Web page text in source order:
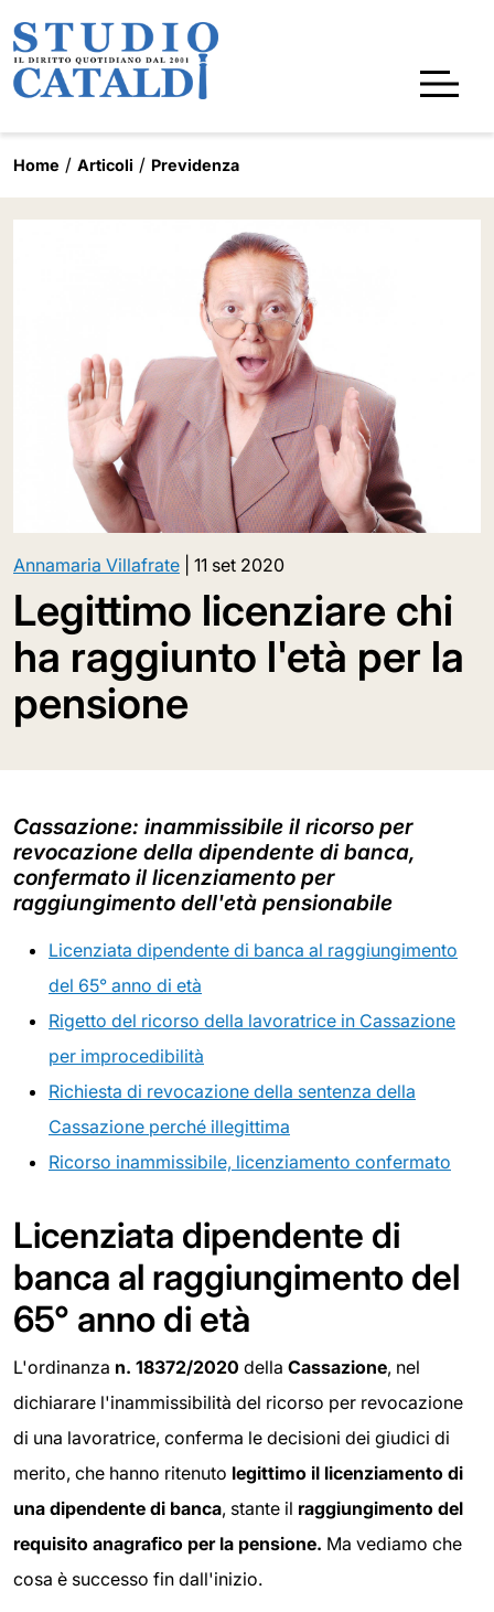
Home Articoli Previdenza
Annamaria Villafrate 11 set 2020
Legittimo licenziare chi
ha raggiunto l'età per la
pensione
Cassazione: inammissibile il ricorso per
revocazione della dipendente di banca,
confermato il licenziamento per
raggiungimento dell'età pensionabile
Licenziata dipendente di banca al raggiungimento
del 65° anno di età
Rigetto del ricorso della lavoratrice in Cassazione
per improcedibilità
Richiesta di revocazione della sentenza della
Cassazione perché illegittima
Ricorso inammissibile, licenziamento confermato
Licenziata dipendente di
banca al raggiungimento del
65° anno di età
L'ordinanza n. 18372/2020 della Cassazione, nel
dichiarare l'inammissibilità del ricorso per revocazione
di una lavoratrice, conferma le decisioni dei giudici di
merito, che hanno ritenuto legittimo il licenziamento di
una dipendente di banca, stante il raggiungimento del
requisito anagrafico per la pensione. Ma vediamo che
cosa è successo fin dall'inizio.